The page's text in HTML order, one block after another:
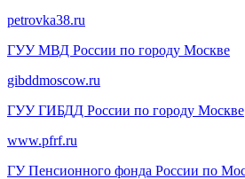
petrovka38.ru
ГУУ МВД России по городу Москве
gibddmoscow.ru
ГУУ ГИБДД России по городу Москве
www.pfrf.ru
ГУ Пенсионного фонда России по